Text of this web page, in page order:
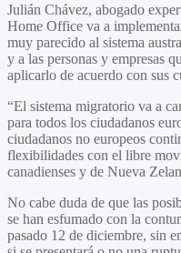
Julián Chávez, abogado
Home Office va a
muy parecido al sistema
y a las personas y empresas
aplicarlo de acuerdo con sus
“El sistema migratorio va a
para todos los ciudadanos
ciudadanos no europeos
flexibilidades con el libre
canadienses y de Nueva
No cabe duda de que las
se han esfumado con la
pasado 12 de diciembre, sin